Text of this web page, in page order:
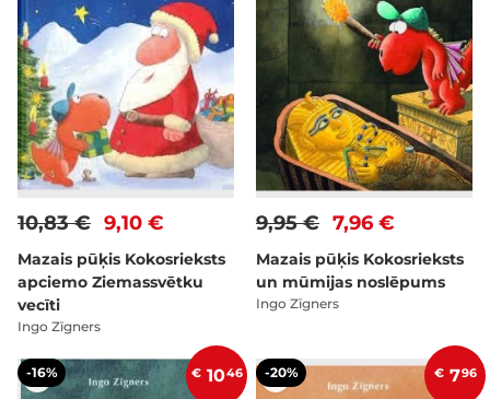
9,10 €
10,83 €
Mazais pūķis Kokosrieksts
apciemo Ziemassvētku
vecīti
Ingo Zīgners
7,96 €
9,95 €
Mazais pūķis Kokosrieksts
un mūmijas noslēpums
Ingo Zīgners
-16% € 1046 -20% € 796